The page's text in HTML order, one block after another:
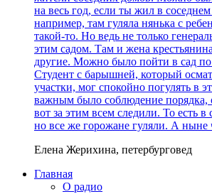
на весь год, если ты жил в
например, там гуляла нянька с
такой-то. Но ведь не только
этим садом. Там и жена
другие. Можно было пойти в сад по
Студент с барышней, который
участки, мог спокойно погулять в
важным было соблюдение порядка,
вот за этим всем следили. То есть в
но все же горожане гуляли. А ныне
Елена Жерихина, петербурговед
Главная
О радио